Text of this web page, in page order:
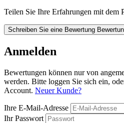
Teilen Sie Ihre Erfahrungen mit dem
Schreiben Sie eine Bewertung
Anmelden
Bewertungen können nur von
werden. Bitte loggen Sie sich ein,
Account. Neuer Kunde?
Ihre E-Mail-Adresse
Ihr Passwort